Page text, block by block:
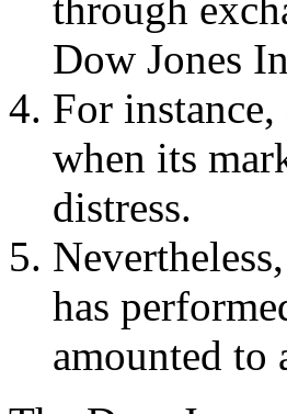
through
Dow Jones
For
when its
distress.
has
amounted to